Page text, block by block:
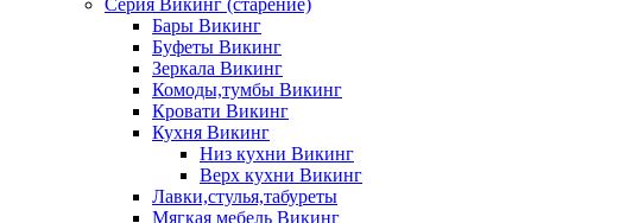
Бары Викинг
Буфеты Викинг
Зеркала Викинг
Комоды,тумбы Викинг
Кровати Викинг
Кухня Викинг
Низ кухни Викинг
Верх кухни Викинг
Лавки,стулья,табуреты
Мягкая мебель Викинг